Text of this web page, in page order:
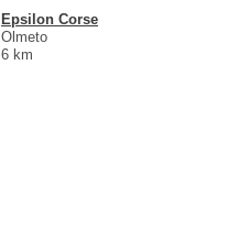
Epsilon Corse
Olmeto
6 km